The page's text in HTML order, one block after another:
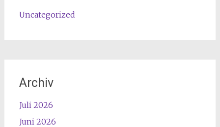
Uncategorized
Archiv
Juli 2026
Juni 2026